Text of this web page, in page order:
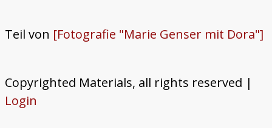
Teil von [Fotografie "Marie Genser mit Dora"]
Copyrighted Materials, all rights reserved |
Login